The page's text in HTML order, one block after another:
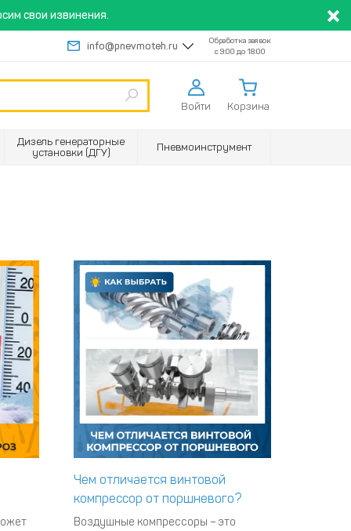
свои извинения.
info@pnevmoteh.ru
Обработка заявок
с 9:00 до 18:00
Войти Корзина
Дизель генераторные
установки (ДГУ)
Пневмоинструмент
Чем отличается винтовой
компрессор от поршневого?
Воздушные компрессоры – это